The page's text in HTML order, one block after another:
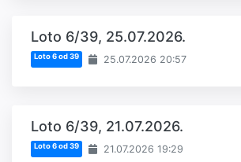
Loto 6/39, 25.07.2026.
Loto 6 od 39 25.07.2026 20:57
Loto 6/39, 21.07.2026.
Loto 6 od 39 21.07.2026 19:29